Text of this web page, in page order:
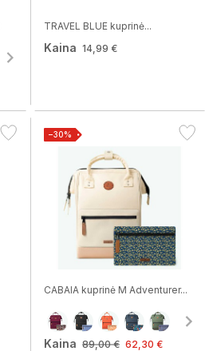
TRAVEL BLUE kuprinė...
Kaina 14,99 €
−30%
CABAIA kuprinė M Adventurer...
Kaina 89,00 € 62,30 €